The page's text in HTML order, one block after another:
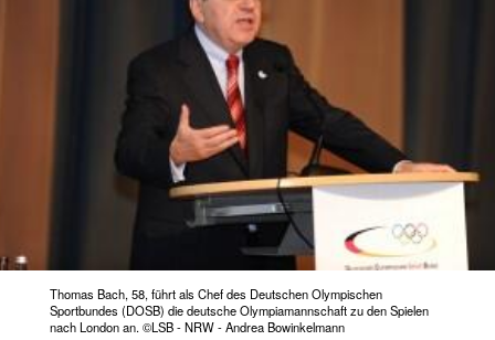
Thomas Bach, 58, führt als Chef des Deutschen Olympischen
Sportbundes (DOSB) die deutsche Olympiamannschaft zu den Spielen
nach London an. ©LSB - NRW - Andrea Bowinkelmann